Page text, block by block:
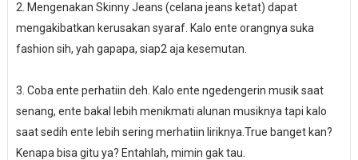
2. Mengenakan Skinny Jeans (celana jeans ketat) dapat
mengakibatkan kerusakan syaraf. Kalo ente orangnya suka
fashion sih, yah gapapa, siap2 aja kesemutan.
3. Coba ente perhatiin deh. Kalo ente ngedengerin musik saat
senang, ente bakal lebih menikmati alunan musiknya tapi kalo
saat sedih ente lebih sering merhatiin liriknya.True banget kan?
Kenapa bisa gitu ya? Entahlah, mimin gak tau.